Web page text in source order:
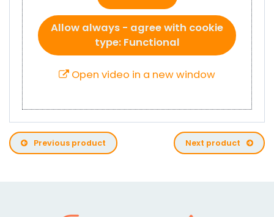
Allow always - agree with cookie
type: Functional
Open video in a new window
Previous product Next product